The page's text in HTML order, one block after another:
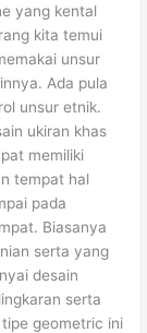
yang kental
kita temui
unsur
Ada pula
unsur etnik.
ukiran khas
memiliki
tempat hal
pada
Biasanya
serta yang
desain
serta
geometric ini